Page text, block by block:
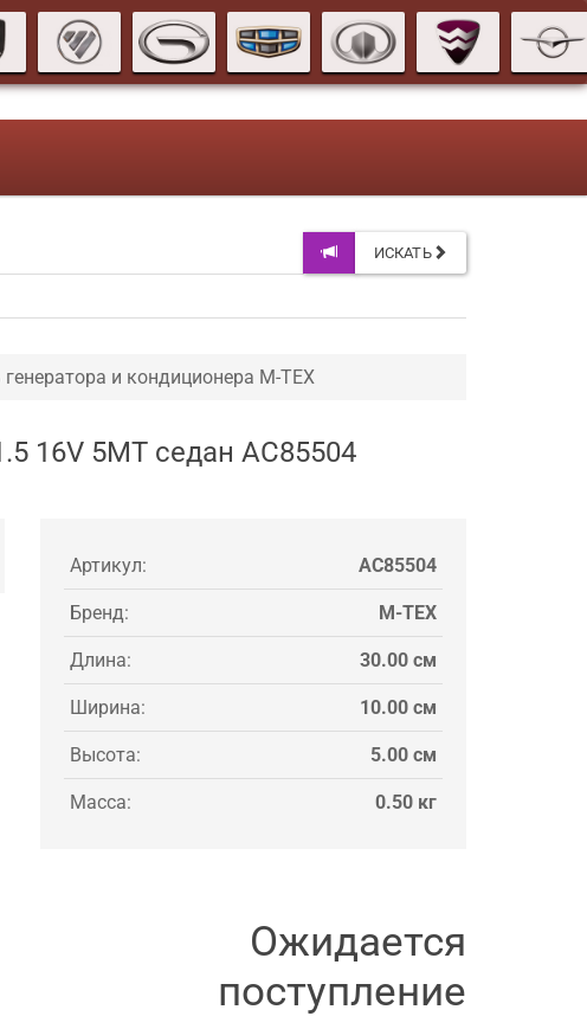
ИСКАТЬ
и кондиционера M-TEX
16V 5MT седан AC85504
Артикул: AC85504
Бренд: M-TEX
Длина: 30.00 см
Ширина: 10.00 см
Высота: 5.00 см
Масса: 0.50 кг
Ожидается
поступление